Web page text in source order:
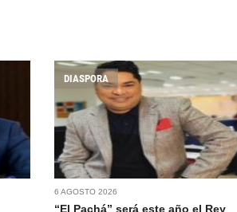
DIASPORA
6 AGOSTO 2026
“El Pachá” será este año el Rey